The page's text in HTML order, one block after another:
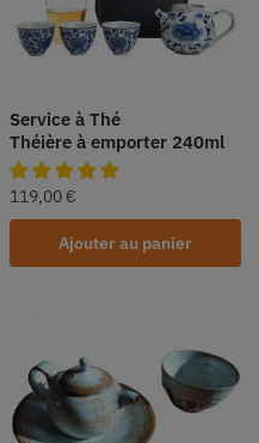
Service à Thé
Théière à emporter 240ml
119,00 €
Ajouter au panier